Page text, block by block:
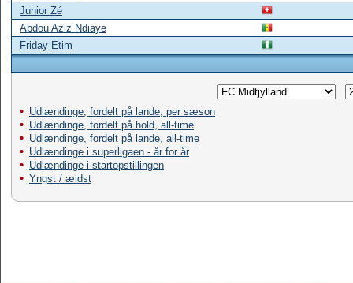
Junior Zé
Abdou Aziz Ndiaye
Friday Etim
Udlændinge, fordelt på lande, per sæson
Udlændinge, fordelt på hold, all-time
Udlændinge, fordelt på lande, all-time
Udlændinge i superligaen - år for år
Udlændinge i startopstillingen
Yngst / ældst